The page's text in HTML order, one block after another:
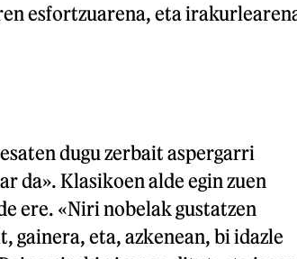
esfortzuarena, eta
dugu zerbait aspergarri
da». Klasikoen alde egin zuen
ere. «Niri nobelak gustatzen
gainera, eta, azkenean, bi idazle